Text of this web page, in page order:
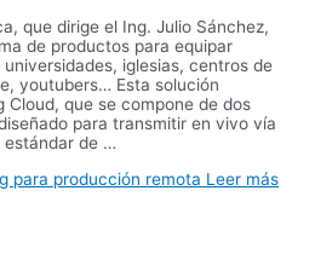
que dirige el Ing. Julio Sánchez,
de productos para equipar
iglesias, centros de
youtubers… Esta solución
Cloud, que se compone de dos
para transmitir en vivo vía
estándar de …
para producción remota Leer más